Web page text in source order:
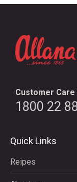
Customer Care
1800 22
Quick Links
Reipes